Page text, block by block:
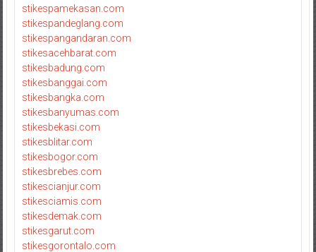
stikespamekasan.com
stikespandeglang.com
stikespangandaran.com
stikesacehbarat.com
stikesbadung.com
stikesbanggai.com
stikesbangka.com
stikesbanyumas.com
stikesbekasi.com
stikesblitar.com
stikesbogor.com
stikesbrebes.com
stikescianjur.com
stikesciamis.com
stikesdemak.com
stikesgarut.com
stikesgorontalo.com